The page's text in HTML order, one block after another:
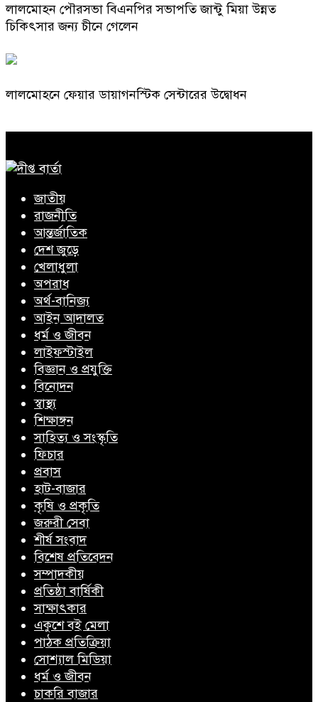
লালমোহন পৌরসভা বিএনপির সভাপতি জান্টু মিয়া উন্নত
চিকিৎসার জন্য চীনে গেলেন
লালমোহনে ফেয়ার ডায়াগনস্টিক সেন্টারের উদ্বোধন
জাতীয়
রাজনীতি
আন্তর্জাতিক
দেশ জুড়ে
খেলাধুলা
অপরাধ
অর্থ-বানিজ্য
আইন আদালত
ধর্ম ও জীবন
লাইফস্টাইল
বিজ্ঞান ও প্রযুক্তি
বিনোদন
স্বাস্থ্য
শিক্ষাঙ্গন
সাহিত্য ও সংস্কৃতি
ফিচার
প্রবাস
হাট-বাজার
কৃষি ও প্রকৃতি
জরুরী সেবা
শীর্ষ সংবাদ
বিশেষ প্রতিবেদন
সম্পাদকীয়
প্রতিষ্ঠা বার্ষিকী
সাক্ষাৎকার
একুশে বই মেলা
পাঠক প্রতিক্রিয়া
সোশ্যাল মিডিয়া
ধর্ম ও জীবন
চাকরি বাজার